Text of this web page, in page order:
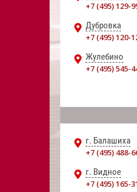
+7 (495) 129-
Дубровка
+7 (495) 120-
Жулебино
+7 (495) 545-
г. Балашиха
+7 (495) 488-
г. Видное
+7 (495) 165-